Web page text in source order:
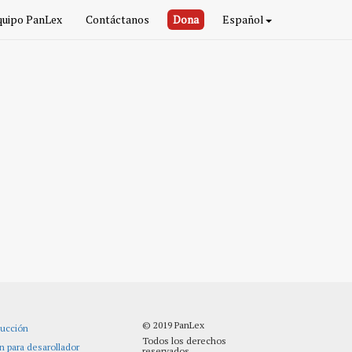
PanLex Contáctanos Dona Español
para desarollador
© 2019 PanLex
Todos los derechos